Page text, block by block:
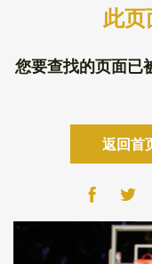
此页
您要查找的页面已
返回首